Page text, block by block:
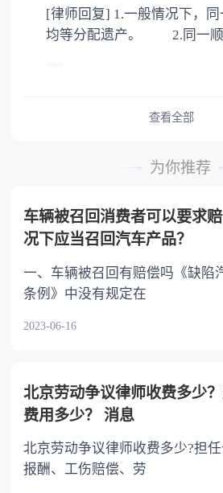
公证。
[律师回复] 1.一般情况下，同一顺序的各继承人
均等分配遗产。 2.同一顺序继承人继承遗产
或者与被继承人共同生活的
的继承人，不尽扶养义务的
查看全部
为你推荐
车辆被召回消费者可以要求
况下应当召回汽车产品？
一、车辆被召回有赔偿吗《缺陷
条例》中没有规定在
2023-06-16
北京劳动争议律师收费多少
费用多少？ 消息
北京劳动争议律师收费多少?担
报酬、工伤赔偿、劳